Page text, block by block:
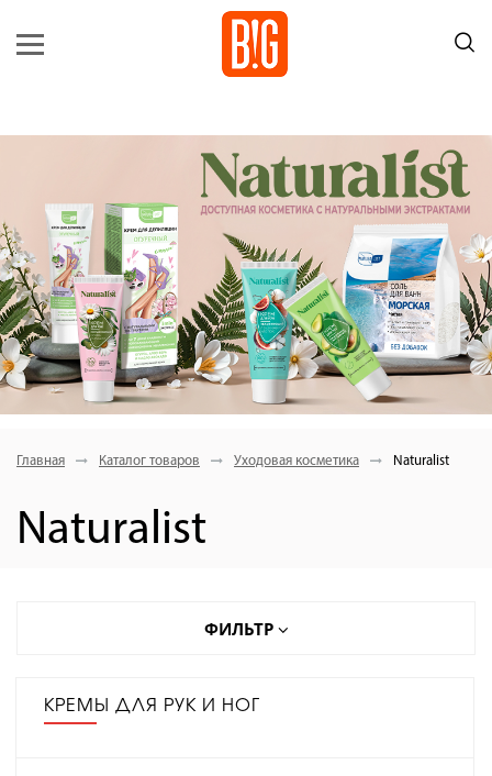
Главная Каталог товаров Уходовая косметика Naturalist
Naturalist
ФИЛЬТР
КРЕМЫ ДЛЯ РУК И НОГ